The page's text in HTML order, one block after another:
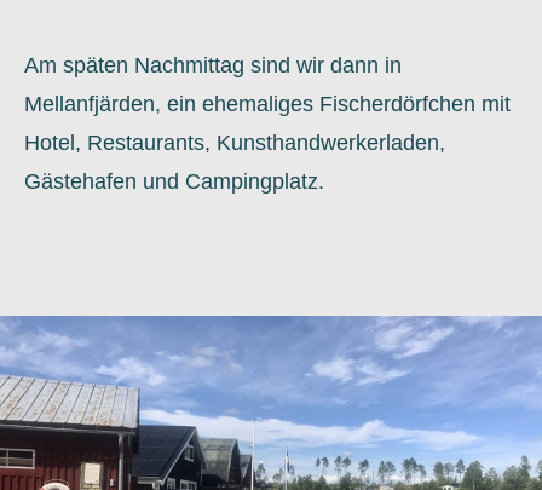
Am späten Nachmittag sind wir dann in
Mellanfjärden, ein ehemaliges Fischerdörfchen mit
Hotel, Restaurants, Kunsthandwerkerladen,
Gästehafen und Campingplatz.